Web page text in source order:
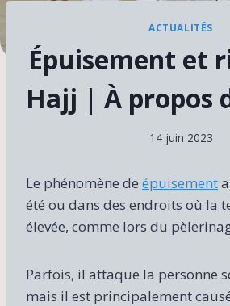
ACTUALITÉS
Épuisement et
Hajj | À propos
14 juin 2023
Le phénomène de épuisement
été ou dans des endroits où la
élevée, comme lors du
Parfois, il attaque la personne
mais il est principalement